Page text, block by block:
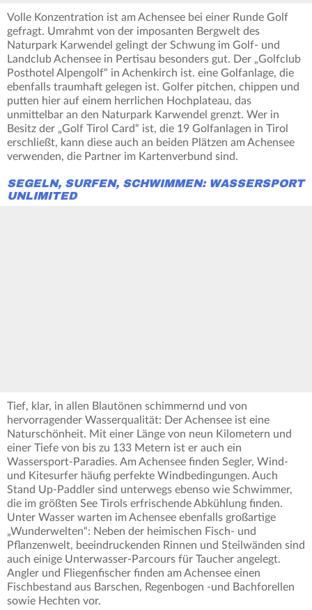
Volle Konzentration ist am Achensee bei einer Runde Golf
gefragt. Umrahmt von der imposanten Bergwelt des
Naturpark Karwendel gelingt der Schwung im Golf- und
Landclub Achensee in Pertisau besonders gut. Der „Golfclub
Posthotel Alpengolf“ in Achenkirch ist. eine Golfanlage, die
ebenfalls traumhaft gelegen ist. Golfer pitchen, chippen und
putten hier auf einem herrlichen Hochplateau, das
unmittelbar an den Naturpark Karwendel grenzt. Wer in
Besitz der „Golf Tirol Card“ ist, die 19 Golfanlagen in Tirol
erschließt, kann diese auch an beiden Plätzen am Achensee
verwenden, die Partner im Kartenverbund sind.
SEGELN, SURFEN, SCHWIMMEN: WASSERSPORT
UNLIMITED
Tief, klar, in allen Blautönen schimmernd und von
hervorragender Wasserqualität: Der Achensee ist eine
Naturschönheit. Mit einer Länge von neun Kilometern und
einer Tiefe von bis zu 133 Metern ist er auch ein
Wassersport-Paradies. Am Achensee finden Segler, Wind-
und Kitesurfer häufig perfekte Windbedingungen. Auch
Stand Up-Paddler sind unterwegs ebenso wie Schwimmer,
die im größten See Tirols erfrischende Abkühlung finden.
Unter Wasser warten im Achensee ebenfalls großartige
„Wunderwelten“: Neben der heimischen Fisch- und
Pflanzenwelt, beeindruckenden Rinnen und Steilwänden sind
auch einige Unterwasser-Parcours für Taucher angelegt.
Angler und Fliegenfischer finden am Achensee einen
Fischbestand aus Barschen, Regenbogen -und Bachforellen
sowie Hechten vor.